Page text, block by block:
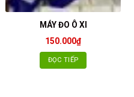
MÁY ĐO Ô XI
150.000₫
ĐỌC TIẾP